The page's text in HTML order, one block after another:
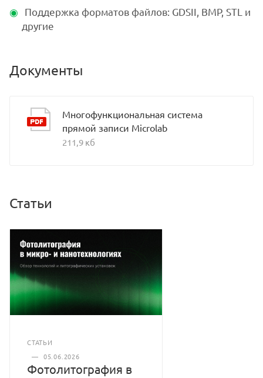
Поддержка форматов файлов: GDSII, BMP, STL и
другие
Документы
Многофункциональная система
прямой записи Microlab
211,9 кб
Статьи
СТАТЬИ
— 05.06.2026
Фотолитография в